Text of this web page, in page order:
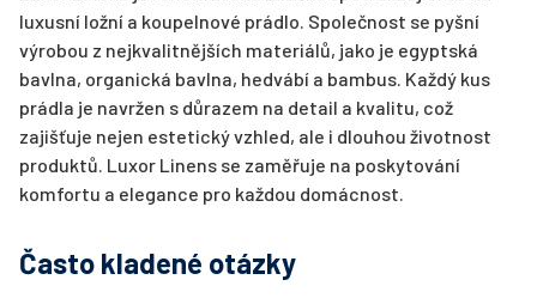
luxusní ložní a koupelnové prádlo. Společnost se pyšní
výrobou z nejkvalitnějších materiálů, jako je egyptská
bavlna, organická bavlna, hedvábí a bambus. Každý kus
prádla je navržen s důrazem na detail a kvalitu, což
zajišťuje nejen estetický vzhled, ale i dlouhou životnost
produktů. Luxor Linens se zaměřuje na poskytování
komfortu a elegance pro každou domácnost.
Často kladené otázky